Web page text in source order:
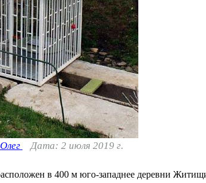
Дата: 2 июля 2019 г.
в 400 м юго-западнее деревни